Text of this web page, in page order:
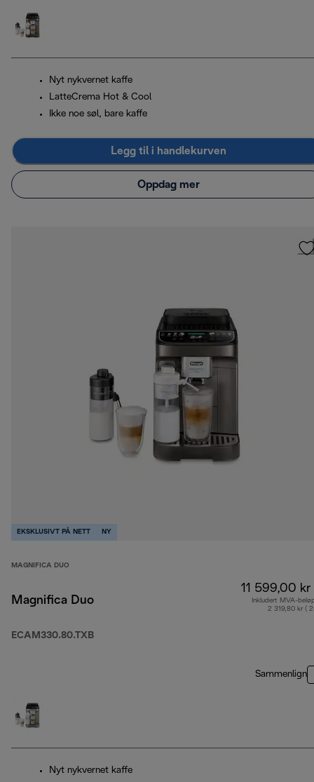
Nyt nykvernet kaffe
LatteCrema Hot & Cool
Ikke noe søl, bare kaffe
Legg til i handlekurven
Oppdag mer
EKSKLUSIVT PÅ NETT NY
MAGNIFICA DUO
Magnifica Duo
ECAM330.80.TXB
11 599,00 kr
Inkludert MVA-
2 319,80 kr (
Sammenlign
Nyt nykvernet kaffe